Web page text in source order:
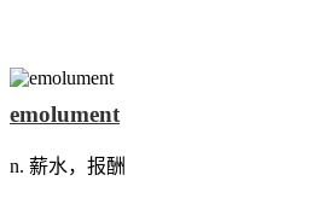
emolument
n. 薪水，报酬